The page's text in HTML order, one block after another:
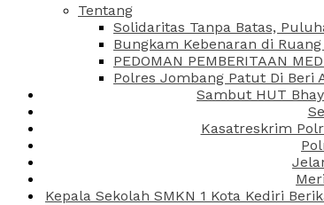
Tentang
Solidaritas Tanpa Batas,
Bungkam Kebenaran di
PEDOMAN PEMBERITAAN
Polres Jombang Patut Di Beri
Sambut HUT
Kasatreskrim
Kepala Sekolah SMKN 1 Kota Kediri